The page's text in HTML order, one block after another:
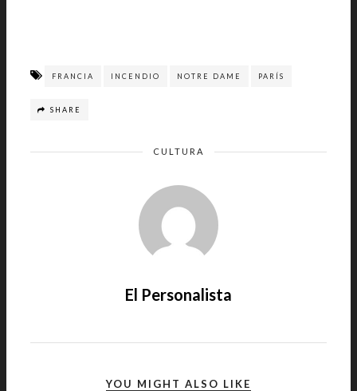
FRANCIA INCENDIO NOTRE DAME PARÍS
SHARE
CULTURA
El Personalista
YOU MIGHT ALSO LIKE